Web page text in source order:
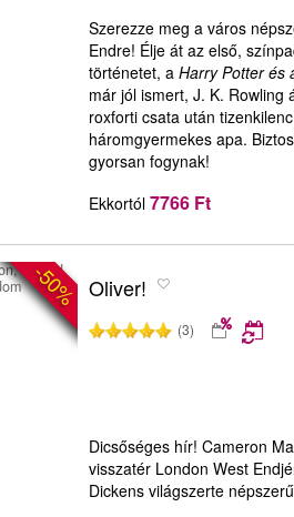
Szerezze meg a város
Endre! Élje át az első,
történetet, aHarry Potter és
már jól ismert, J. K. Rowling
roxforti csata után
háromgyermekes apa.
gyorsan fogynak!
Ekkortól 7766 Ft
-50%
United
Oliver!
(3)
Dicsőséges hír! Cameron
visszatér London West
Dickens világszerte